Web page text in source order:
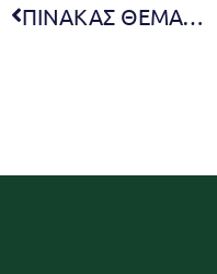
ΠΙΝΑΚΑΣ ΘΕΜΑΤΩΝ ΠΟΥ ΣΥΖΗΤΗΘΗΚΑΝ ΣΤΗΝ 11η ΤΑΚΤΙΚΗ ΣΥΝΕΔΡΙΑΣΗ ΔΙΑ ΖΩΣΗΣ ΤΟΥ ΔΗΜΟΤΙΚΟΥ ΣΥΜΒΟΥΛΙΟΥ